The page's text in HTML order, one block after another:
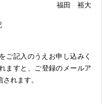
福田 裕大
ご記入のうえお申し込みく
ますと、ご登録のメールア
れます。